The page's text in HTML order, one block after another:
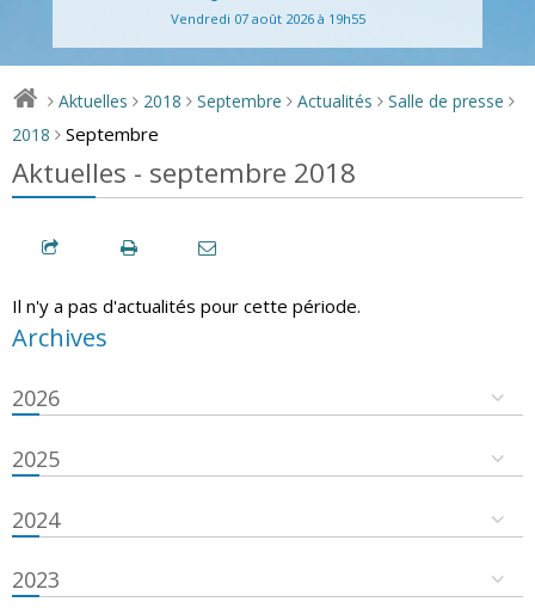
Vendredi 07 août 2026 à 19h55
> Aktuelles > 2018 > Septembre > Actualités > Salle de presse >
2018 > Septembre
Aktuelles - septembre 2018
Il n'y a pas d'actualités pour cette période.
Archives
2026
2025
2024
2023